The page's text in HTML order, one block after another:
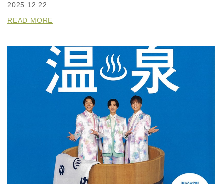
2025.12.22
READ MORE